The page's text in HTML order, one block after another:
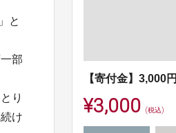
と
部
り
け
【寄付金】3,000円
¥3,000 (税込)